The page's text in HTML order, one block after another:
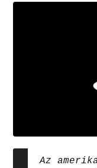
Az